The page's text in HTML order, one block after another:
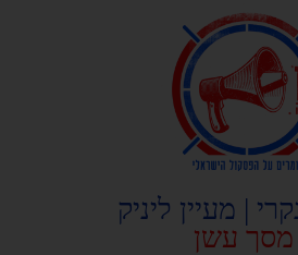
| מעיין ליניק
מסך עשן